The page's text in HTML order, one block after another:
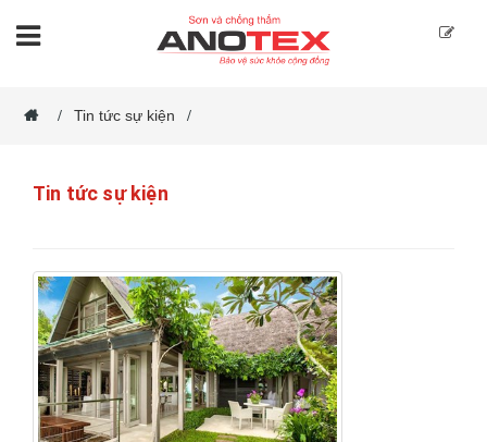
/ Tin tức sự kiện /
Tin tức sự kiện